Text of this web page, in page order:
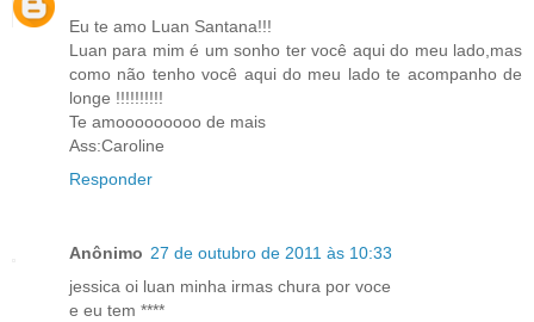
Eu te amo Luan Santana!!!
Luan para mim é um sonho ter você aqui do meu lado,mas
como não tenho você aqui do meu lado te acompanho de
longe !!!!!!!!!!
Te amooooooooo de mais
Ass:Caroline
Responder
Anônimo 27 de outubro de 2011 às 10:33
jessica oi luan minha irmas chura por voce
e eu tem ****